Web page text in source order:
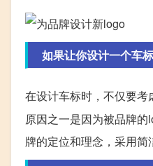
如果让你设计一个车
在设计车标时，不仅要
原因之一是因为被品牌
牌的定位和理念，采用简